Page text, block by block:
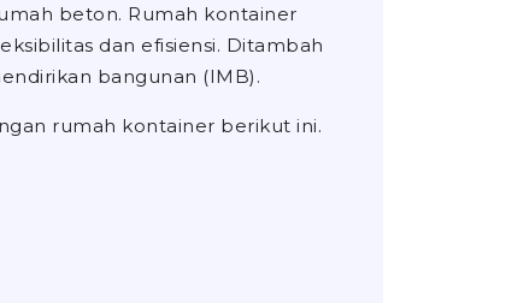
beton. Rumah kontainer
dan efisiensi. Ditambah
bangunan (IMB).
rumah kontainer berikut ini.